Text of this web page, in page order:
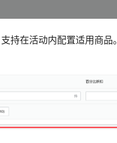
持在活动内配置适用商品。